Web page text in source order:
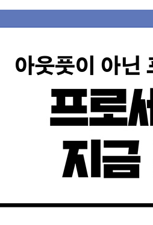
제 프로세스에 공감할까?
는 시그니처 스토리
인 욕망은 무엇인가
‘정답’을 버리면 보이는 것들
파랑새는 과정 속에 숨어 있다
대신 재즈형 일하기 방식으로
세운 자가 가장 많은 정보를 얻는다